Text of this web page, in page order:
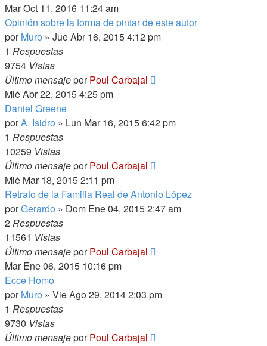
Mar Oct 11, 2016 11:24 am
Opinión sobre la forma de pintar de este autor
porMuro » Jue Abr 16, 2015 4:12 pm
1 Respuestas
9754 Vistas
Último mensajeporPoul Carbajal
Mié Abr 22, 2015 4:25 pm
Daniel Greene
porA. Isidro » Lun Mar 16, 2015 6:42 pm
1 Respuestas
10259 Vistas
Último mensajeporPoul Carbajal
Mié Mar 18, 2015 2:11 pm
Retrato de la Familia Real de Antonio López
porGerardo » Dom Ene 04, 2015 2:47 am
2Respuestas
11561 Vistas
Último mensajeporPoul Carbajal
Mar Ene 06, 2015 10:16 pm
Ecce Homo
porMuro » Vie Ago 29, 2014 2:03 pm
1 Respuestas
9730 Vistas
Último mensajeporPoul Carbajal